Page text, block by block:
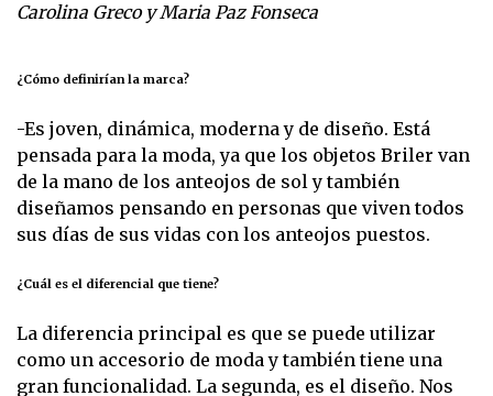
Carolina Greco y Maria Paz Fonseca
¿Cómo definirían la marca?
-Es joven, dinámica, moderna y de diseño. Está
pensada para la moda, ya que los objetos Briler van
de la mano de los anteojos de sol y también
diseñamos pensando en personas que viven todos
sus días de sus vidas con los anteojos puestos.
¿Cuál es el diferencial que tiene?
La diferencia principal es que se puede utilizar
como un accesorio de moda y también tiene una
gran funcionalidad. La segunda, es el diseño. Nos